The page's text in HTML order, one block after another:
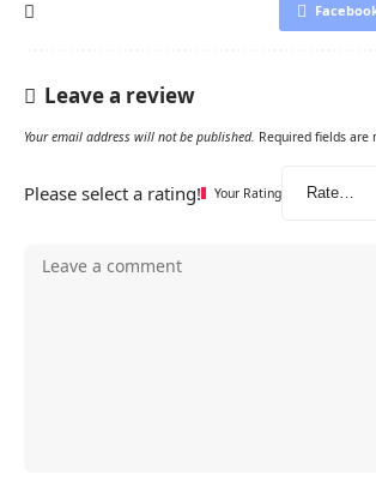
Leave a review
Your email address will not be published. Required fields are
Please select a rating! Your Rating